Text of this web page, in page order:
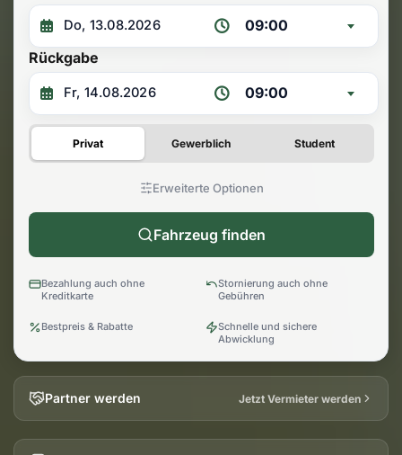
09:00
Rückgabe
09:00
Privat Gewerblich Student
Erweiterte Optionen
Fahrzeug finden
Bezahlung auch ohne
Kreditkarte
Stornierung auch ohne
Gebühren
Bestpreis & Rabatte
Schnelle und sichere
Abwicklung
Partner werden Jetzt Vermieter werden